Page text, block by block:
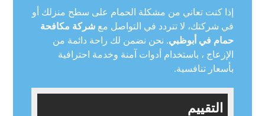
إذا كنت تعاني من مشكلة الحمام على سطح منزلك أو
في شركتك، لا تتردد في التواصل معشركة مكافحة
حمام في أبوظبي. نحن نضمن لك راحة دائمة من
الإزعاج ، باستخدام أدوات آمنة وخدمة احترافية
بأسعار تنافسية.
التقييم